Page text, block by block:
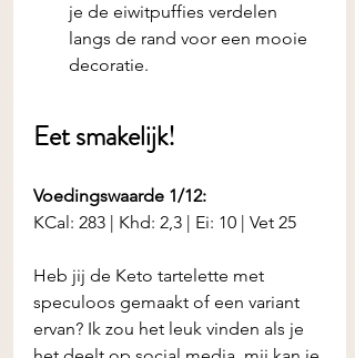
je de eiwitpuffies verdelen
langs de rand voor een mooie
decoratie.
Eet smakelijk!
Voedingswaarde 1/12:
KCal: 283 | Khd: 2,3 | Ei: 10 | Vet 25
Heb jij de Keto tartelette met
speculoos gemaakt of een variant
ervan? Ik zou het leuk vinden als je